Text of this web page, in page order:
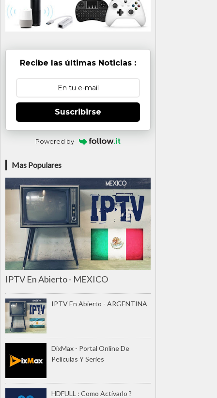
Recibe las últimas Noticias :
Suscribirse
Powered by
Mas Populares
IPTV En Abierto - MEXICO
IPTV En Abierto - ARGENTINA
DixMax - Portal Online De
Películas Y Series
HDFULL : Como Activarlo ?